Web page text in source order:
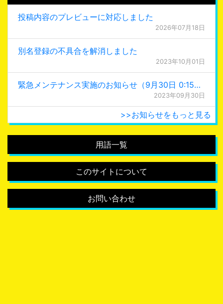
投稿内容のプレビューに対応しました
2026年07月18日
別名登録の不具合を解消しました
2023年10月01日
緊急メンテナンス実施のお知らせ（9月30日 0:15更新）
2023年09月30日
>>お知らせをもっと見る
用語一覧
このサイトについて
お問い合わせ